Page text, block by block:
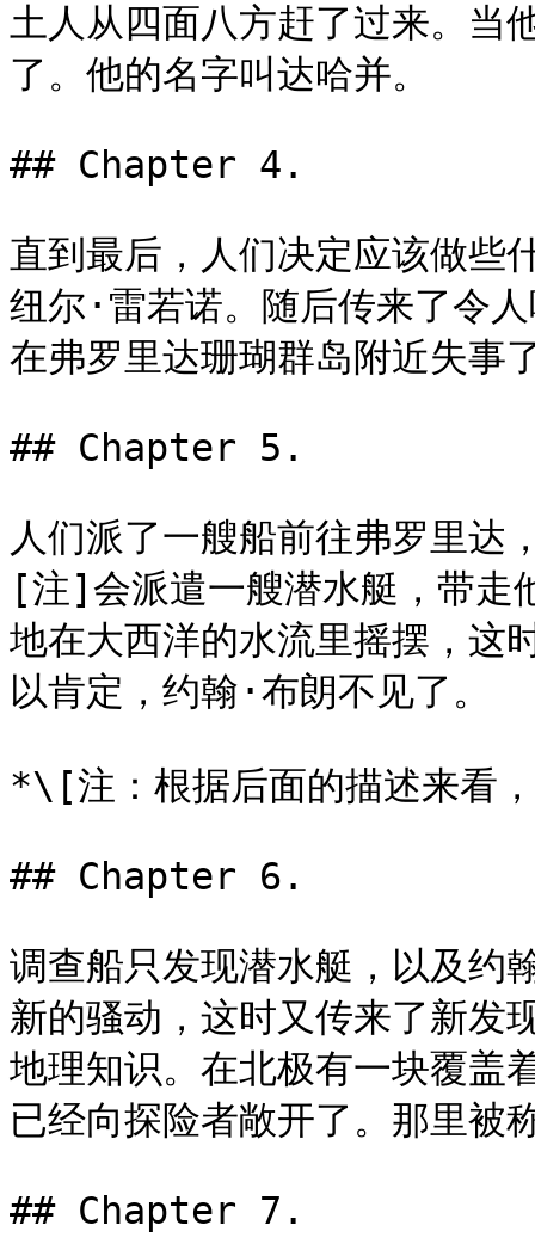
土人从四面八方赶了过来。当
了。他的名字叫达哈并。
## Chapter 4.
直到最后，人们决定应该做些
纽尔·雷若诺。随后传来了令
在弗罗里达珊瑚群岛附近失事
## Chapter 5.
人们派了一艘船前往弗罗里
[注]会派遣一艘潜水艇，带走
地在大西洋的水流里摇摆，这
以肯定，约翰·布朗不见了。
*\[注：根据后面的描述来看
## Chapter 6.
调查船只发现潜水艇，以及约
新的骚动，这时又传来了新发
地理知识。在北极有一块覆盖
已经向探险者敞开了。那里被
## Chapter 7.